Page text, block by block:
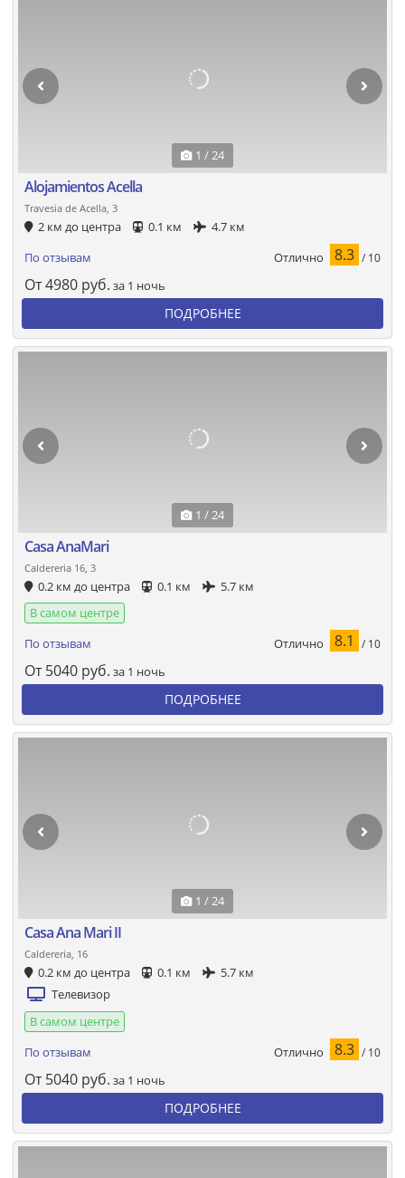
1 / 24
Alojamientos Acella
Travesia de Acella, 3
2 км до центра 0.1 км
4.7 км
По отзывам
Отлично 8.3 / 10
От4980 руб. за 1 ночь
ПОДРОБНЕЕ
1 / 24
Casa AnaMari
Caldereria 16, 3
0.2 км до центра 0.1 км
5.7 км
В самом центре
По отзывам
Отлично 8.1 / 10
От 5040 руб. за 1 ночь
ПОДРОБНЕЕ
1 / 24
Casa Ana Mari II
Caldereria, 16
0.2 км до центра 0.1 км
5.7 км
Телевизор
В самом центре
По отзывам
Отлично 8.3 / 10
От 5040 руб. за 1 ночь
ПОДРОБНЕЕ